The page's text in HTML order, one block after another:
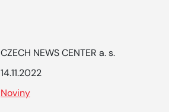
CZECH NEWS CENTER a. s.
14.11.2022
Noviny